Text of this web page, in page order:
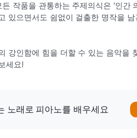
작품을 관통하는 주제의식은 ‘인간
있으면서도 쉼없이 걸출한 명작을
강인함에 힘을 더할 수 있는 음악을
세요!
노래로 피아노를 배우세요